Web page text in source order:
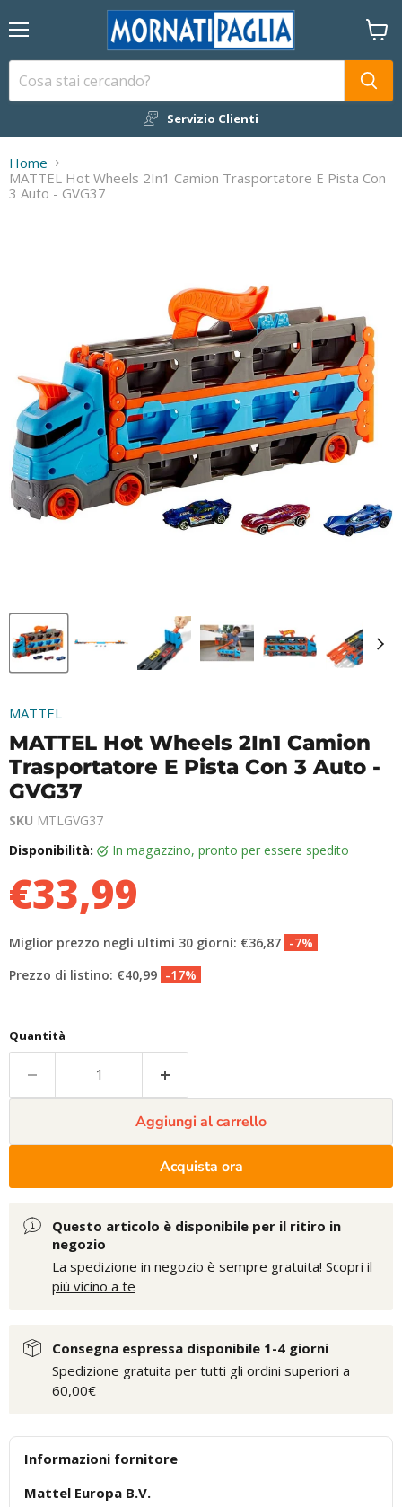
Servizio Clienti
il
Home
MATTEL Hot Wheels 2In1 Camion Trasportatore E Pista Con
3 Auto - GVG37
MATTEL
MATTEL Hot Wheels 2In1 Camion
Trasportatore E Pista Con 3 Auto -
GVG37
SKU MTLGVG37
Disponibilità:
in magazzino, pronto per essere spedito
€33,99
Miglior prezzo negli ultimi 30 giorni: €36,87 -7%
Prezzo di listino: €40,99 -17%
Quantità
Aggiungi al carrello
Acquista ora
Questo articolo è disponibile per il ritiro in
negozio
La spedizione in negozio è sempre gratuita! Scopri il
più vicino a te
Consegna espressa disponibile 1-4 giorni
Spedizione gratuita per tutti gli ordini superiori a
60,00€
Informazioni fornitore
Mattel Europa B.V.